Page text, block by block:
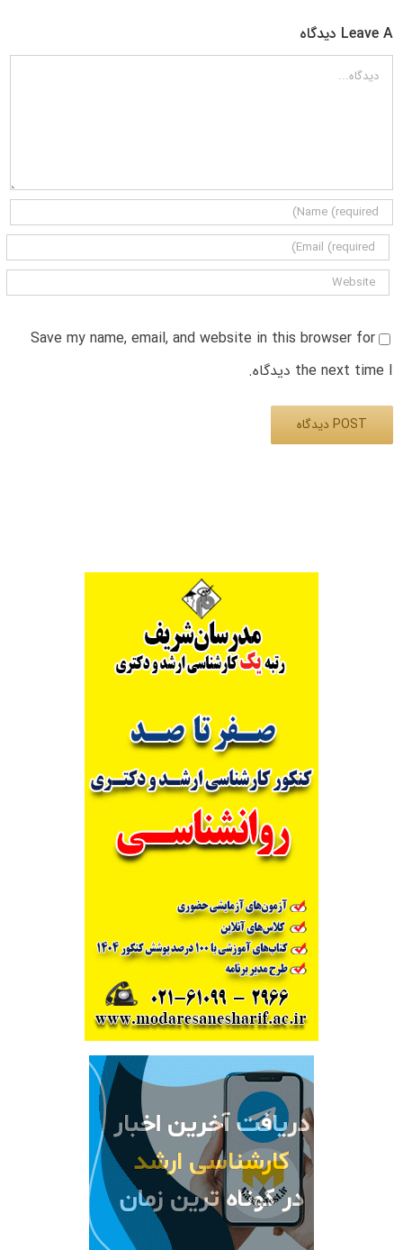
Leave A دیدگاه
دیدگاه
Save my name, email, and website in this browser for
the next time I دیدگاه.